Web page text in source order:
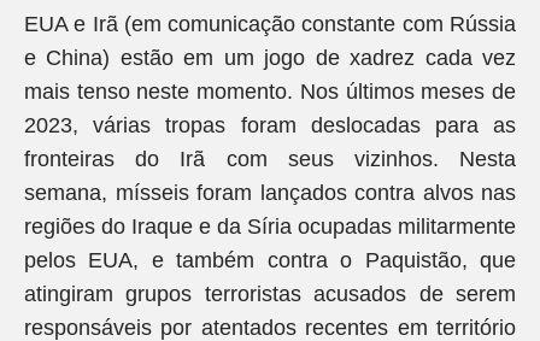
EUA e Irã (em comunicação constante com Rússia
e China) estão em um jogo de xadrez cada vez
mais tenso neste momento. Nos últimos meses de
2023, várias tropas foram deslocadas para as
fronteiras do Irã com seus vizinhos. Nesta
semana, mísseis foram lançados contra alvos nas
regiões do Iraque e da Síria ocupadas militarmente
pelos EUA, e também contra o Paquistão, que
atingiram grupos terroristas acusados de serem
responsáveis por atentados recentes em território